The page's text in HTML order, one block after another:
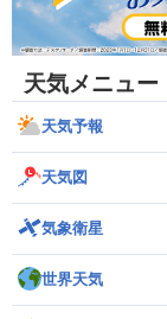
天気メニュー
天気予報
天気図
気象衛星
世界天気